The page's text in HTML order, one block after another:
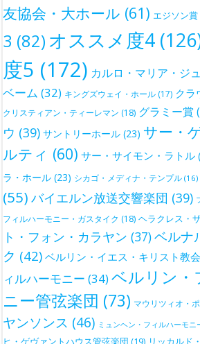
友協会・大ホール (61) エジソン賞
3 (82) オススメ度4
度5 (172) カルロ・マリア・ジ
ベーム (32) キングズウェイ・ホール (17) クラ
クリスティアン・ティーレマン (18) グラミー賞
ウ (39) サントリーホール (23) サー・
ルティ (60) サー・サイモン・ラトル
ラ・ホール (23) シカゴ・メディナ・テンプル (16)
(55) バイエルン放送交響楽団 (39)
フィルハーモニー・ガスタイク (18) ヘラクレス・
ト・フォン・カラヤン (37)ベルナ
ク (42) ベルリン・イエス・キリスト教会
ィルハーモニー (34)ベルリン・
ニー管弦楽団 (73) マウリツィオ・
ヤンソンス (46) ミュンヘン・フィルハーモニ
ヒ・ゲヴァントハウス管弦楽団 (19) リッカルド